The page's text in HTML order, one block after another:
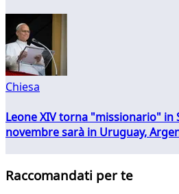
Chiesa
Leone XIV torna "missionario" in
novembre sarà in Uruguay,
Raccomandati per te